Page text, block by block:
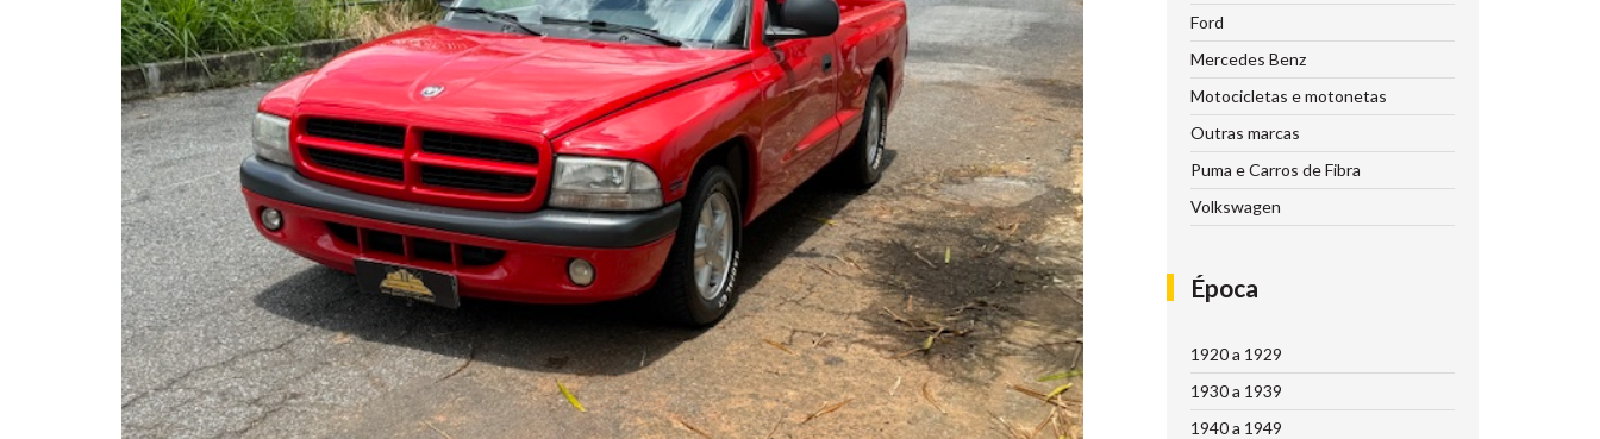
Ford
Mercedes Benz
Motocicletas e motonetas
Outras marcas
Puma e Carros de Fibra
Volkswagen
Época
1920 a 1929
1930 a 1939
1940 a 1949